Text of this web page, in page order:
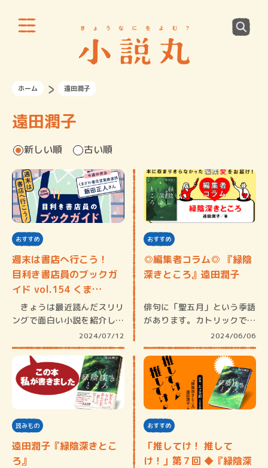
ホーム 遠田潤子
遠田潤子
新しい順 古い順
おすすめ
週末は書店へ行こう！
目利き書店員のブックガ
イド vol.154 くま…
きょうは最近読んだスリリ
ングで面白い小説を紹介しま
2024/07/12
おすすめ
◎編集者コラム◎ 『緑陰
深きところ』遠田潤子
俳句に「聖五月」という季語
があります。カトリックで五
2024/06/06
読みもの
遠田潤子『緑陰深きとこ
ろ』
おすすめ
「推してけ！ 推して
け！」第７回 ◆『緑陰深